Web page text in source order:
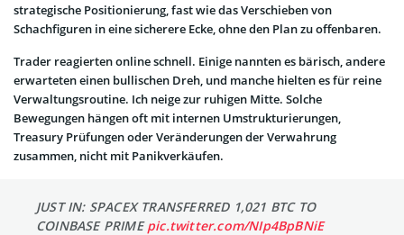
strategische Positionierung, fast wie das Verschieben von
Schachfiguren in eine sicherere Ecke, ohne den Plan zu offenbaren.
Trader reagierten online schnell. Einige nannten es bärisch, andere
erwarteten einen bullischen Dreh, und manche hielten es für reine
Verwaltungsroutine. Ich neige zur ruhigen Mitte. Solche
Bewegungen hängen oft mit internen Umstrukturierungen,
Treasury Prüfungen oder Veränderungen der Verwahrung
zusammen, nicht mit Panikverkäufen.
JUST IN: SPACEX TRANSFERRED 1,021 BTC TO
COINBASE PRIMEpic.twitter.com/NIp4BpBNiE